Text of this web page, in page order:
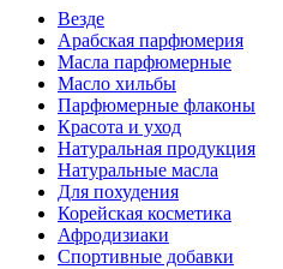
Везде
Арабская парфюмерия
Масла парфюмерные
Масло хильбы
Парфюмерные флаконы
Красота и уход
Натуральная продукция
Натуральные масла
Для похудения
Корейская косметика
Афродизиаки
Спортивные добавки